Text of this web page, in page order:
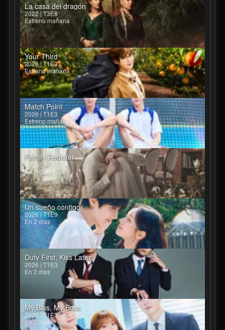
La casa del dragón
2022 | T3E8
Estreno mañana
Your Third
2026 | T1E3
Estreno mañana
Match Point
2026 | T1E3
Estreno mañana
Family Register
2026 | T1E26
En 2 días
Un sueño contigo
2026 | T1E9
En 2 días
Duty First, Kiss Later
2026 | T1E3
En 2 días
My Bias, My Boss
2026 | T1E3
En 2 días